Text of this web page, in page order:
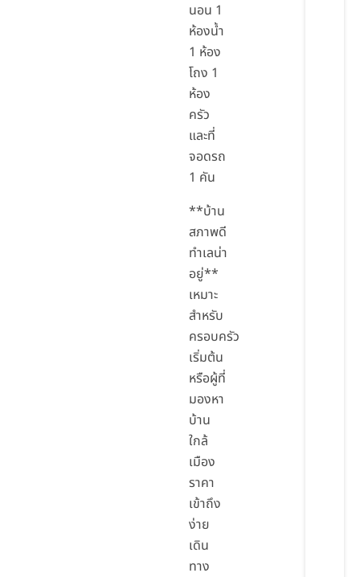
นอน 1
ห้องน้ำ
1 ห้อง
โถง 1
ห้อง
ครัว
และที่
จอดรถ
1 คัน
**บ้าน
สภาพดี
ทำเลน่า
อยู่**
เหมาะ
สำหรับ
ครอบครัว
เริ่มต้น
หรือผู้ที่
มองหา
บ้าน
ใกล้
เมือง
ราคา
เข้าถึง
ง่าย
เดิน
ทาง